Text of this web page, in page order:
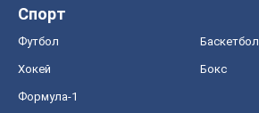
Спорт
Футбол Баскетбол
Хокей Бокс
Формула-1